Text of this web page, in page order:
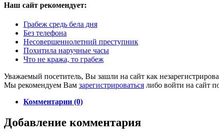
Наш сайт рекомендует:
Грабеж средь бела дня
Без телефона
Несовершеннолетний преступник
Похитила наручные часы
Что не кража, то грабеж
Уважаемый посетитель, Вы зашли на сайт как
Мы рекомендуем Вам зарегистрироваться либо войти на сайт
Комментарии (0)
Добавление комментария